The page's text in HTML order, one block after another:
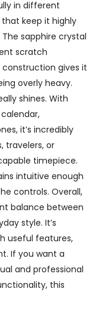
in different
keep it highly
sapphire crystal
scratch
gives it
overly heavy.
shines. With
it’s incredibly
travelers, or
timepiece.
intuitive enough
controls. Overall,
balance between
style. It’s
useful features,
If you want a
and professional
this